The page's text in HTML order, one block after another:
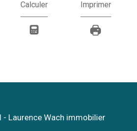
Calculer Imprimer
- Laurence Wach immobilier